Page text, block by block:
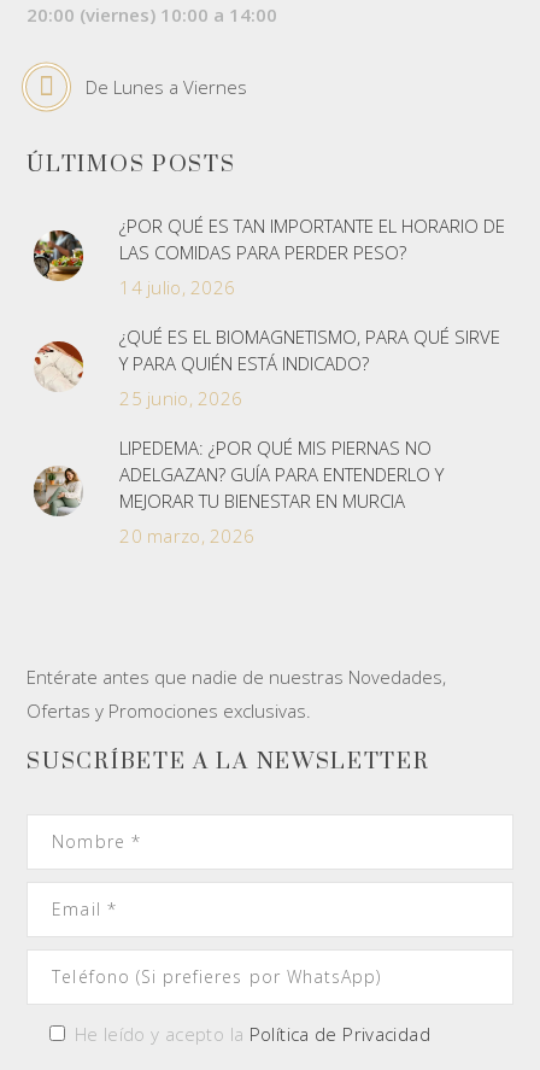
20:00 (viernes) 10:00 a 14:00
De Lunes a Viernes
ÚLTIMOS POSTS
¿POR QUÉ ES TAN IMPORTANTE EL HORARIO DE
LAS COMIDAS PARA PERDER PESO?
14 julio, 2026
¿QUÉ ES EL BIOMAGNETISMO, PARA QUÉ SIRVE
Y PARA QUIÉN ESTÁ INDICADO?
25 junio, 2026
LIPEDEMA: ¿POR QUÉ MIS PIERNAS NO
ADELGAZAN? GUÍA PARA ENTENDERLO Y
MEJORAR TU BIENESTAR EN MURCIA
20 marzo, 2026
Entérate antes que nadie de nuestras Novedades,
Ofertas y Promociones exclusivas.
SUSCRÍBETE A LA NEWSLETTER
He leído y acepto la Política de Privacidad